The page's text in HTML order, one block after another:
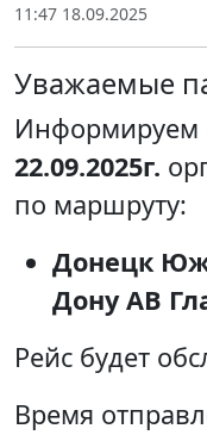
11:47 18.09.2025
Уважаемые
Информируем
22.09.2025г.
по маршруту:
Донецк
Дону АВ
Рейс будет
Время